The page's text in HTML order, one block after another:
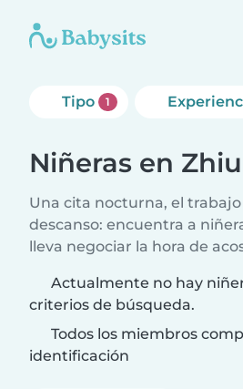
Tipo 1
Niñeras en
Una cita nocturna, el
descanso: encuentra a
lleva negociar la hora de
Actualmente no hay
criterios de búsqueda.
Todos los miembros
identificación